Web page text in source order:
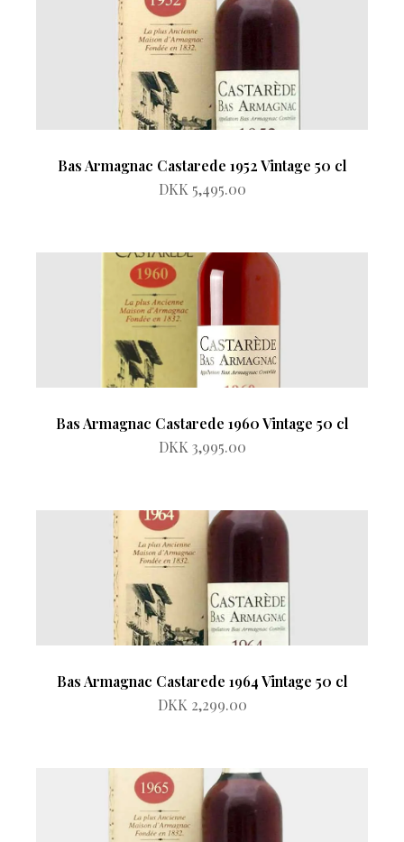
Bas Armagnac Castarede 1952 Vintage 50 cl
DKK 5,495.00
Bas Armagnac Castarede 1960 Vintage 50 cl
DKK 3,995.00
Bas Armagnac Castarede 1964 Vintage 50 cl
DKK 2,299.00